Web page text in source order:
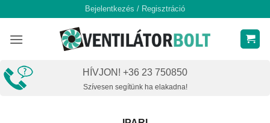
content
Bejelentkezés / Regisztráció
HÍVJON! +36 23 750850
Szívesen segítünk ha elakadna!